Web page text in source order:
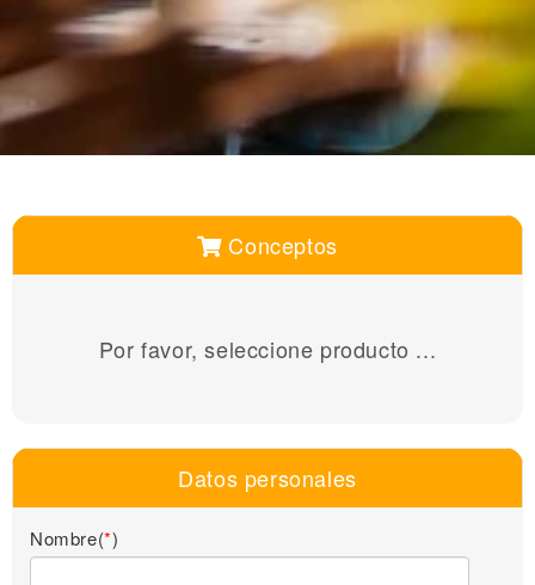
Conceptos
Por favor, seleccione producto ...
Datos personales
Nombre(*)